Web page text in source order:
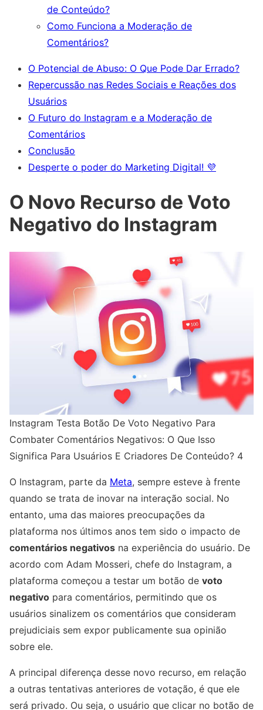
de Conteúdo?
Como Funciona a Moderação de
Comentários?
O Potencial de Abuso: O Que Pode Dar Errado?
Repercussão nas Redes Sociais e Reações dos
Usuários
O Futuro do Instagram e a Moderação de
Comentários
Conclusão
Desperte o poder do Marketing Digital! 💜
O Novo Recurso de Voto
Negativo do Instagram
Instagram Testa Botão De Voto Negativo Para
Combater Comentários Negativos: O Que Isso
Significa Para Usuários E Criadores De Conteúdo? 4
O Instagram, parte da Meta, sempre esteve à frente
quando se trata de inovar na interação social. No
entanto, uma das maiores preocupações da
plataforma nos últimos anos tem sido o impacto de
comentários negativos na experiência do usuário. De
acordo com Adam Mosseri, chefe do Instagram, a
plataforma começou a testar um botão de voto
negativo para comentários, permitindo que os
usuários sinalizem os comentários que consideram
prejudiciais sem expor publicamente sua opinião
sobre ele.
A principal diferença desse novo recurso, em relação
a outras tentativas anteriores de votação, é que ele
será privado. Ou seja, o usuário que clicar no botão de